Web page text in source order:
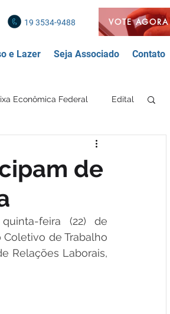
19 3534-9488 VOTE AGORA
e Lazer Seja Associado Contato
Econômica Federal Edital
Segurança Bancária
de
feira (22) de
de Trabalho
Relações Laborais,